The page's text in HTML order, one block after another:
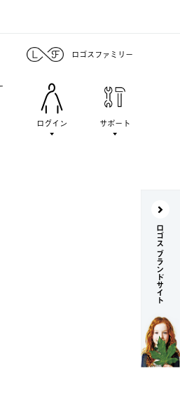
ロゴスファミリー
ログイン サポート
ロゴス ブランドサイト